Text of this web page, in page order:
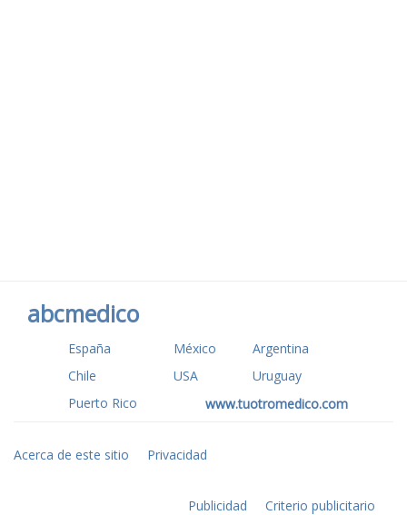
abcmedico
España México
Argentina
Chile
USA
Uruguay
Puerto Rico
www.tuotromedico.com
Acerca de este sitio Privacidad
Publicidad Criterio publicitario